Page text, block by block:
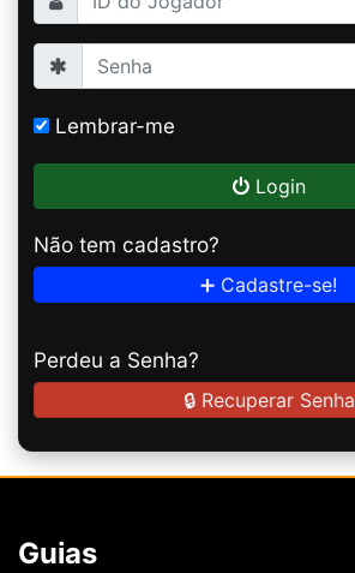
Lembrar-me
Login
Não tem cadastro?
➕ Cadastre-se!
Perdeu a Senha?
🔒 Recuperar Senha
Guias